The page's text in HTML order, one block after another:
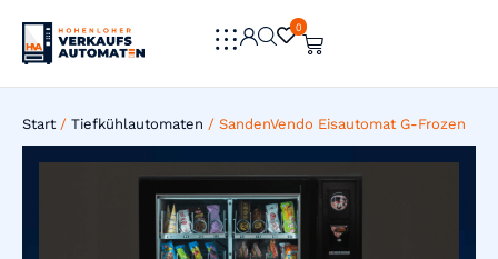
0
0
Start / Tiefkühlautomaten / SandenVendo Eisautomat G-Frozen